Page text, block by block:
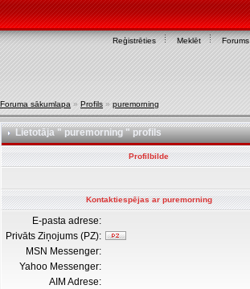
Reģistrēties Meklēt Forums
Foruma sākumlapa » Profils » puremorning
Lietotāja " puremorning " profils
Profilbilde
Kontaktiespējas ar puremorning
E-pasta adrese:
Privāts Ziņojums (PZ):
MSN Messenger:
Yahoo Messenger:
AIM Adrese: